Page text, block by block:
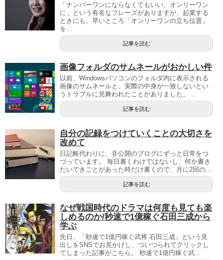
「ナンバーワンにならなくてもいい、オンリーワン
に」という有名なフレーズがありますが、起業する
ときにも、早いところ「オンリーワンの立ち位置」
を...
記事を読む
画像フォルダのサムネールがおかしい件
以前、Windowsパソコンのフォルダ内に表示される
画像のサムネールと、実際の中身が一致しないとい
うトラブルに見舞われたことがありました。 ...
記事を読む
自分の記録をつけていくことの大切さを
改めて
日記帳代わりに、非公開のブログにずっと日常をつ
づっています。 毎日書くわけではないし、何か書き
たいできごとがあった時だけ書くので、月に2回の...
記事を読む
なぜ戦国時代のドラマは何度も見ても楽
しめるのか/秒速で1億稼ぐ石田三成から
学ぶ
先日、「秒速で1億円稼ぐ武将 石田三成」という見
出しをSNSでお見かけし、ついつられてクリックし
てしまった記事がこちら。 秒速で1億円稼ぐ武...